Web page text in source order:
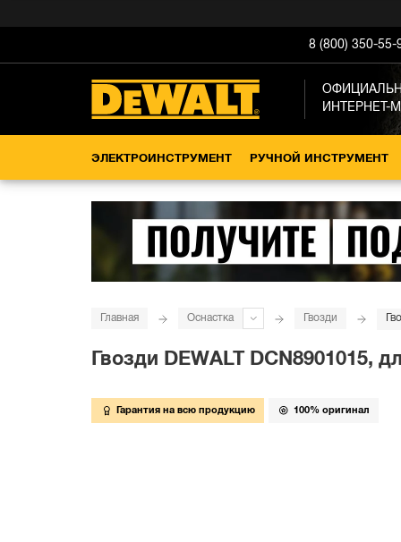
8 (800) 350-55-
ИНТЕРНЕТ-
ЭЛЕКТРОИНСТРУМЕНТ РУЧНОЙ ИНСТРУМЕНТ
Главная Оснастка Гвозди
Гвозди DEWALT DCN8901015,
Гарантия на всю продукцию 100% оригинал